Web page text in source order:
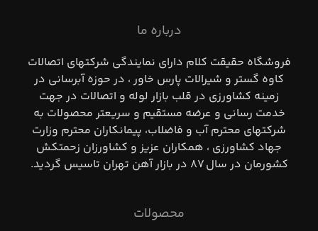
درباره ما
فروشگاه حقيقت كلام داراي نمايندگي شركتهاي اتصالات
كاوه گستر و شيرالات پارس خاور ، در حوزه آبرساني در
زمينه كشاورزي در قلب بازار لوله و اتصالات در جهت
خدمت رساني و عرضه مستقيم و سريعتر محصولات به
شركتهاي محترم آب و فاضلاب، پيمانكاران محترم وزارت
جهاد كشاورزي ، همكاران عزيز و كشاورزان زحمتكش
كشورمان در سال ٨٧ در بازار آهن تهران تاسيس گرديد.
محصولات